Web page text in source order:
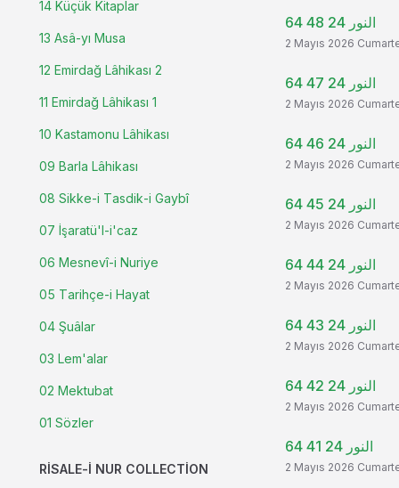
14 Küçük Kitaplar
13 Asâ-yı Musa
12 Emirdağ Lâhikası 2
11 Emirdağ Lâhikası 1
10 Kastamonu Lâhikası
09 Barla Lâhikası
08 Sikke-i Tasdik-i Gaybî
07 İşaratü'l-i'caz
06 Mesnevî-i Nuriye
05 Tarihçe-i Hayat
04 Şuâlar
03 Lem'alar
02 Mektubat
01 Sözler
RISALE-I NUR COLLECTION
النور 24 48 64
2 Mayıs 2026
النور 24 47 64
2 Mayıs 2026
النور 24 46 64
2 Mayıs 2026
النور 24 45 64
2 Mayıs 2026
النور 24 44 64
2 Mayıs 2026
النور 24 43 64
2 Mayıs 2026
النور 24 42 64
2 Mayıs 2026
النور 24 41 64
2 Mayıs 2026